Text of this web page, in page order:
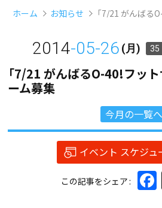
ホーム お知らせ 「7/21 がんばる
2014-05-26 (月) 35
「7/21 がんばるO-40!フッ
ーム募集
今月の一覧へ
イベント スケジュ
この記事をシェア